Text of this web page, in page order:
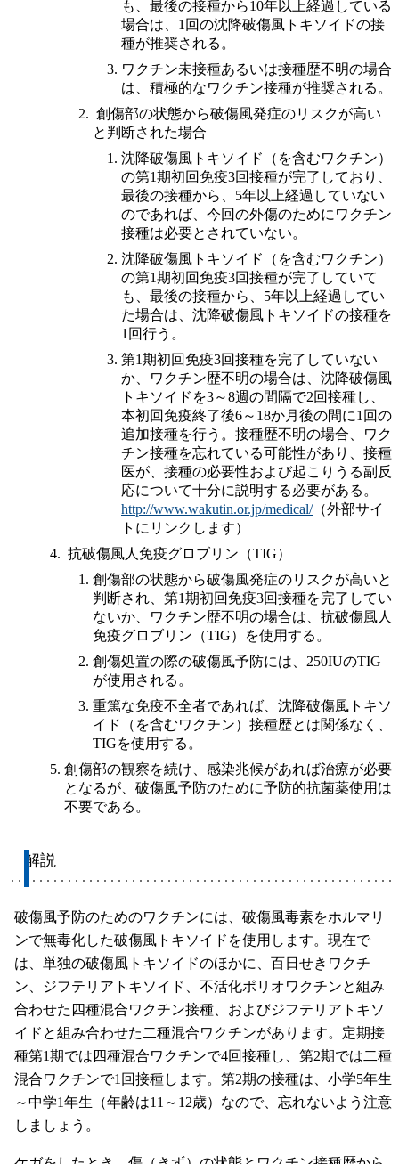
も、最後の接種から10年以上経過している
場合は、1回の沈降破傷風トキソイドの接
種が推奨される。
ワクチン未接種あるいは接種歴不明の場合
は、積極的なワクチン接種が推奨される。
創傷部の状態から破傷風発症のリスクが高い
と判断された場合
沈降破傷風トキソイド（を含むワクチン）
の第1期初回免疫3回接種が完了しており、
最後の接種から、5年以上経過していない
のであれば、今回の外傷のためにワクチン
接種は必要とされていない。
沈降破傷風トキソイド（を含むワクチン）
の第1期初回免疫3回接種が完了していて
も、最後の接種から、5年以上経過してい
た場合は、沈降破傷風トキソイドの接種を
1回行う。
第1期初回免疫3回接種を完了していない
か、ワクチン歴不明の場合は、沈降破傷風
トキソイドを3～8週の間隔で2回接種し、
本初回免疫終了後6～18か月後の間に1回の
追加接種を行う。接種歴不明の場合、ワク
チン接種を忘れている可能性があり、接種
医が、接種の必要性および起こりうる副反
応について十分に説明する必要がある。
http://www.wakutin.or.jp/medical/（外部サイ
トにリンクします）
抗破傷風人免疫グロブリン（TIG）
創傷部の状態から破傷風発症のリスクが高いと
判断され、第1期初回免疫3回接種を完了してい
ないか、ワクチン歴不明の場合は、抗破傷風人
免疫グロブリン（TIG）を使用する。
創傷処置の際の破傷風予防には、250IUのTIG
が使用される。
重篤な免疫不全者であれば、沈降破傷風トキソ
イド（を含むワクチン）接種歴とは関係なく、
TIGを使用する。
創傷部の観察を続け、感染兆候があれば治療が必要
となるが、破傷風予防のために予防的抗菌薬使用は
不要である。
解説
破傷風予防のためのワクチンには、破傷風毒素をホルマリ
ンで無毒化した破傷風トキソイドを使用します。現在で
は、単独の破傷風トキソイドのほかに、百日せきワクチ
ン、ジフテリアトキソイド、不活化ポリオワクチンと組み
合わせた四種混合ワクチン接種、およびジフテリアトキソ
イドと組み合わせた二種混合ワクチンがあります。定期接
種第1期では四種混合ワクチンで4回接種し、第2期では二種
混合ワクチンで1回接種します。第2期の接種は、小学5年生
～中学1年生（年齢は11～12歳）なので、忘れないよう注意
しましょう。